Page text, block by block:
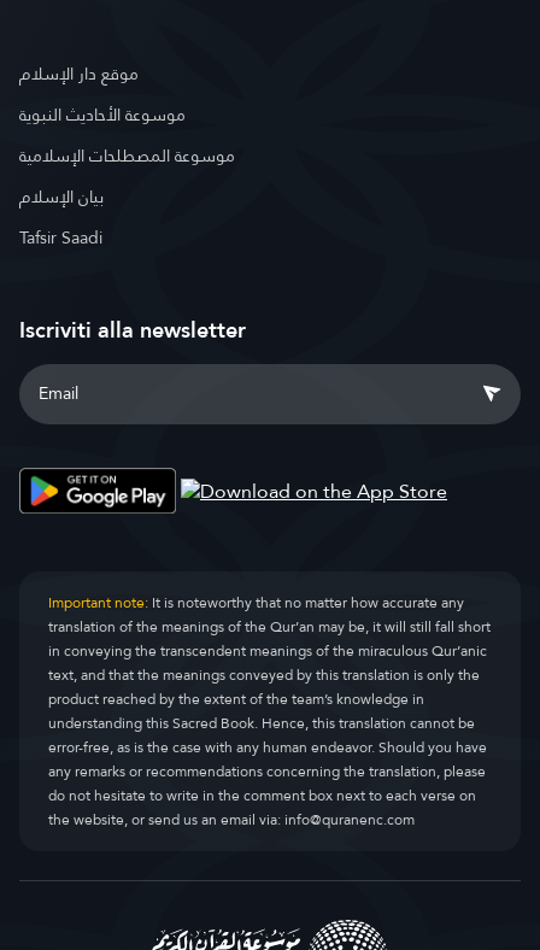
موقع دار الإسلام
موسوعة الأحاديث النبوية
موسوعة المصطلحات الإسلامية
بيان الإسلام
Tafsir Saadi
Iscriviti alla newsletter
Important note:It is noteworthy that no matter how accurate any
translation of the meanings of the Qur’an may be, it will still fall short
in conveying the transcendent meanings of the miraculous Qur’anic
text, and that the meanings conveyed by this translation is only the
product reached by the extent of the team’s knowledge in
understanding this Sacred Book. Hence, this translation cannot be
error-free, as is the case with any human endeavor. Should you have
any remarks or recommendations concerning the translation, please
do not hesitate to write in the comment box next to each verse on
the website, or send us an email via:info@quranenc.com